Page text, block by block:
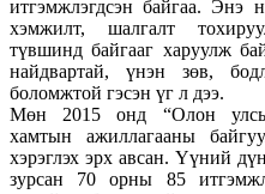
итгэмжлэгдсэн байгаа. Энэ
хэмжилт, шалгалт
түвшинд байгааг харуулж
найдвартай, үнэн зөв,
боломжтой гэсэн үг л дээ.
Мөн 2015 онд “Олон
хамтын ажиллагааны
хэрэглэх эрх авсан. Үүний
зурсан 70 орны 85